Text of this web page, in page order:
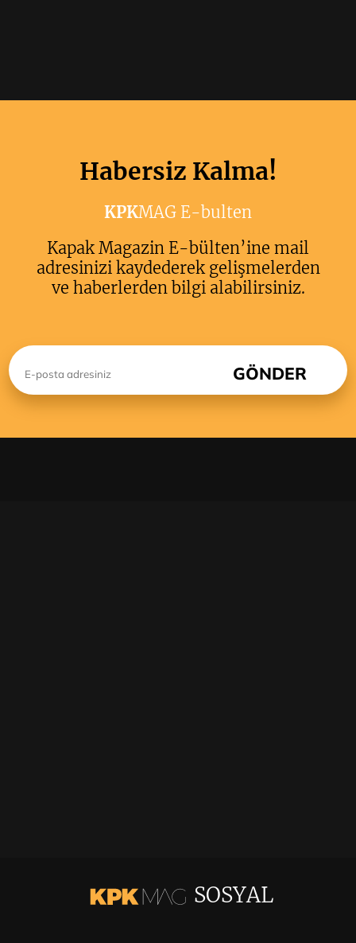
Habersiz Kalma!
KPKMAG E-bulten
Kapak Magazin E-bülten’ine mail
adresinizi kaydederek gelişmelerden
ve haberlerden bilgi alabilirsiniz.
SOSYAL